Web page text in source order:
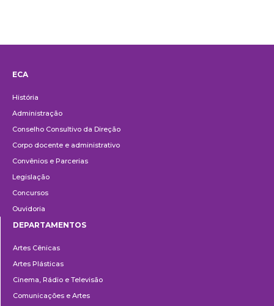
ECA
História
Administração
Conselho Consultivo da Direção
Corpo docente e administrativo
Convênios e Parcerias
Legislação
Concursos
Ouvidoria
DEPARTAMENTOS
Artes Cênicas
Artes Plásticas
Cinema, Rádio e Televisão
Comunicações e Artes